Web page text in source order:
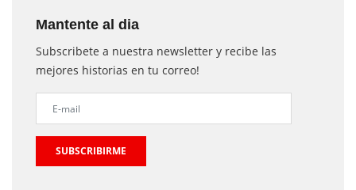
Mantente al dia
Subscribete a nuestra newsletter y recibe las
mejores historias en tu correo!
SUBSCRIBIRME